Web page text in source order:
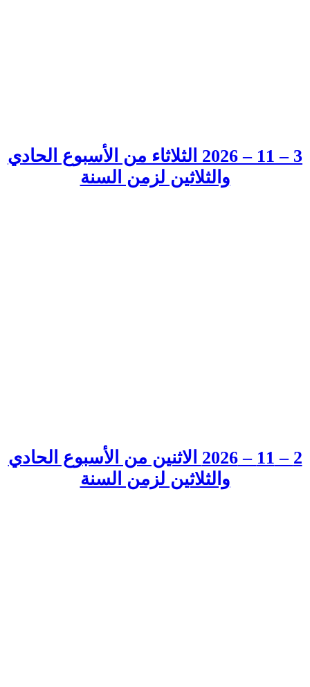
3 – 11 – 2026 الثلاثاء من الأسبوع الحادي
والثلاثين لزمن السنة
2 – 11 – 2026 الاثنين من الأسبوع الحادي
والثلاثين لزمن السنة